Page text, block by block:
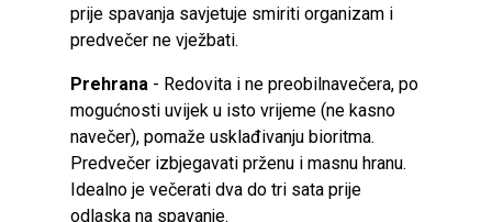
prije spavanja savjetuje smiriti organizam i
predvečer ne vježbati.
Prehrana - Redovita i ne preobilnavečera, po
mogućnosti uvijek u isto vrijeme (ne kasno
navečer), pomaže usklađivanju bioritma.
Predvečer izbjegavati prženu i masnu hranu.
Idealno je večerati dva do tri sata prije
odlaska na spavanje.